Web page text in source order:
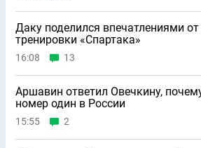
Даку поделился впечатлениями от
тренировки «Спартака»
16:08 13
Аршавин ответил Овечкину,
номер один в России
15:55 2